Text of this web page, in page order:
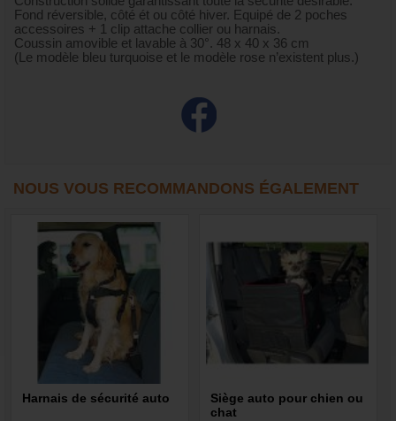
Fond réversible, côté ét ou côté hiver. Equipé de 2 poches
accessoires + 1 clip attache collier ou harnais.
Coussin amovible et lavable à 30°. 48 x 40 x 36 cm
(Le modèle bleu turquoise et le modèle rose n’existent plus.)
NOUS VOUS RECOMMANDONS ÉGALEMENT
Harnais de sécurité auto
Siège auto pour chien ou
chat